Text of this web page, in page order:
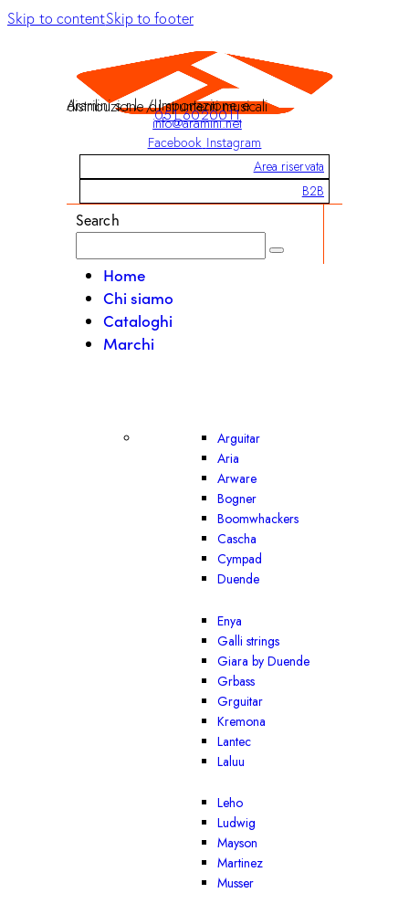
Skip to contentSkip to footer
Aramini s.r.l. / Importazione e distribuzione di strumenti musicali
051 6020011
info@aramini.net
Facebook Instagram
Area riservata
B2B
Search
Home
Chi siamo
Cataloghi
Marchi
Arguitar
Aria
Arware
Bogner
Boomwhackers
Cascha
Cympad
Duende
Enya
Galli strings
Giara by Duende
Grbass
Grguitar
Kremona
Lantec
Laluu
Leho
Ludwig
Mayson
Martinez
Musser